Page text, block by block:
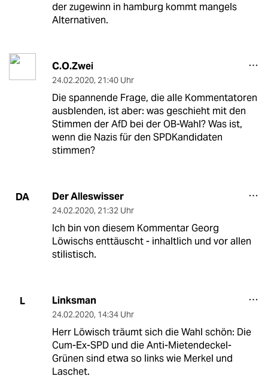
der zugewinn in hamburg kommt mangels
Alternativen.
C.O.Zwei
24.02.2020, 21:40 Uhr
Die spannende Frage, die alle Kommentatoren
ausblenden, ist aber: was geschieht mit den
Stimmen der AfD bei der OB-Wahl? Was ist,
wenn die Nazis für den SPDKandidaten
stimmen?
DA Der Alleswisser
24.02.2020, 21:32 Uhr
Ich bin von diesem Kommentar Georg
Löwischs enttäuscht - inhaltlich und vor allen
stilistisch.
L Linksman
24.02.2020, 14:34 Uhr
Herr Löwisch träumt sich die Wahl schön: Die
Cum-Ex-SPD und die Anti-Mietendeckel-
Grünen sind etwa so links wie Merkel und
Laschet.